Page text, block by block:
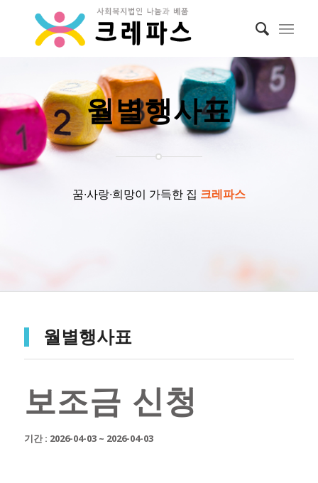
월별행사표
꿈∙사랑∙희망이 가득한 집 크레파스
월별행사표
보조금 신청
기간 : 2026-04-03 ~ 2026-04-03